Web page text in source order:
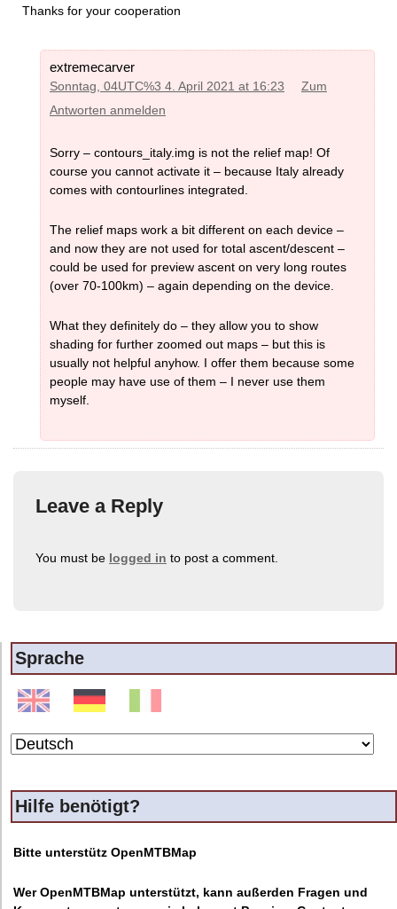
Thanks for your cooperation
extremecarver
Sonntag, 04UTC%3 4. April 2021 at 16:23
Zum
Antworten anmelden
Sorry – contours_italy.img is not the relief map! Of
course you cannot activate it – because Italy already
comes with contourlines integrated.
The relief maps work a bit different on each device –
and now they are not used for total ascent/descent –
could be used for preview ascent on very long routes
(over 70-100km) – again depending on the device.
What they definitely do – they allow you to show
shading for further zoomed out maps – but this is
usually not helpful anyhow. I offer them because some
people may have use of them – I never use them
myself.
Leave a Reply
You must be logged in to post a comment.
Sprache
Hilfe benötigt?
Bitte unterstütz OpenMTBMap
Wer OpenMTBMap unterstützt, kann außerden Fragen und